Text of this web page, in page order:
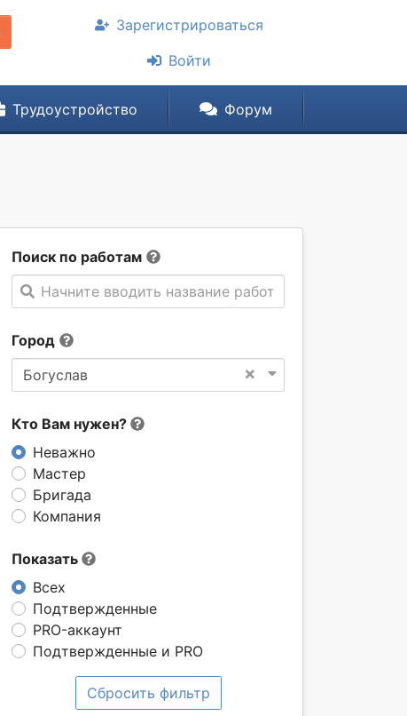
Зарегистрироваться
Войти
Трудоустройство Форум
Поиск по работам
Начните вводить название работы
Город
×
Богуслав
Кто Вам нужен?
Неважно
Мастер
Бригада
Компания
Показать
Всех
Подтвержденные
PRO-аккаунт
Подтвержденные и PRO
Сбросить фильтр